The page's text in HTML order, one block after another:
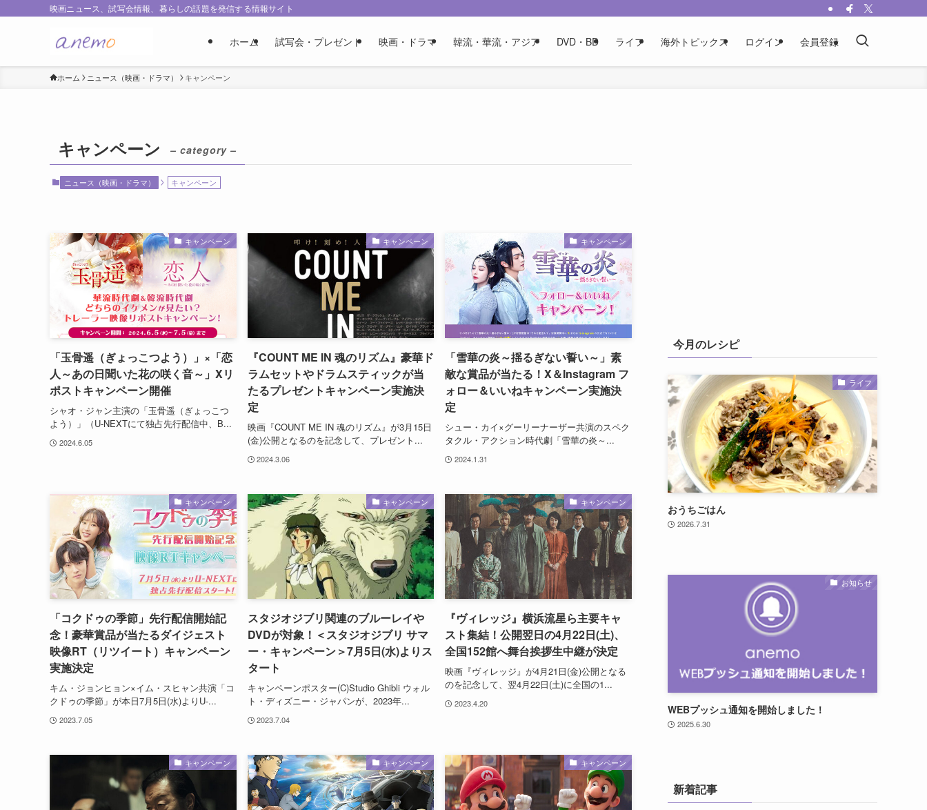
映画ニュース、試写会情報、暮らしの話題を発信する情報サイト
ホーム 試写会・プレゼント 映画・ドラマ 韓流・華流・アジア DVD・BD ライフ 海外トピックス ログイン 会員登録
ホーム ニュース（映画・ドラマ） キャンペーン
キャンペーン – category –
ニュース（映画・ドラマ） キャンペーン
キャンペーン
「玉骨遥（ぎょっこつよう）」×「恋
人～あの日聞いた花の咲く音～」Xリ
ポストキャンペーン開催
シャオ・ジャン主演の「玉骨遥（ぎょっこつ
よう）」（U-NEXTにて独占先行配信中、B...
2024.6.05
キャンペーン
『COUNT ME IN 魂のリズム』豪華ド
ラムセットやドラムスティックが当
たるプレゼントキャンペーン実施決
定
映画『COUNT ME IN 魂のリズム』が3月15日
(金)公開となるのを記念して、プレゼント...
2024.3.06
キャンペーン
「雪華の炎～揺るぎない誓い～」素
敵な賞品が当たる！X＆Instagram フ
ォロー＆いいねキャンペーン実施決
定
シュー・カイ×グーリーナーザー共演のスペク
タクル・アクション時代劇「雪華の炎～...
2024.1.31
キャンペーン
「コクドゥの季節」先行配信開始記
念！豪華賞品が当たるダイジェスト
映像RT（リツイート）キャンペーン
実施決定
キム・ジョンヒョン×イム・スヒャン共演「コ
クドゥの季節」が本日7月5日(水)よりU-...
2023.7.05
キャンペーン
スタジオジブリ関連のブルーレイや
DVDが対象！＜スタジオジブリ サマ
ー・キャンペーン＞7月5日(水)よりス
タート
キャンペーンポスター(C)Studio Ghibli ウォル
ト・ディズニー・ジャパンが、2023年...
2023.7.04
キャンペーン
『ヴィレッジ』横浜流星ら主要キャ
スト集結！公開翌日の4月22日(土)、
全国152館へ舞台挨拶生中継が決定
映画『ヴィレッジ』が4月21日(金)公開となる
のを記念して、翌4月22日(土)に全国の1...
2023.4.20
キャンペーン キャンペーン キャンペーン
今月のレシピ
ライフ
おうちごはん
2026.7.31
お知らせ
WEBプッシュ通知を開始しました！
2025.6.30
新着記事